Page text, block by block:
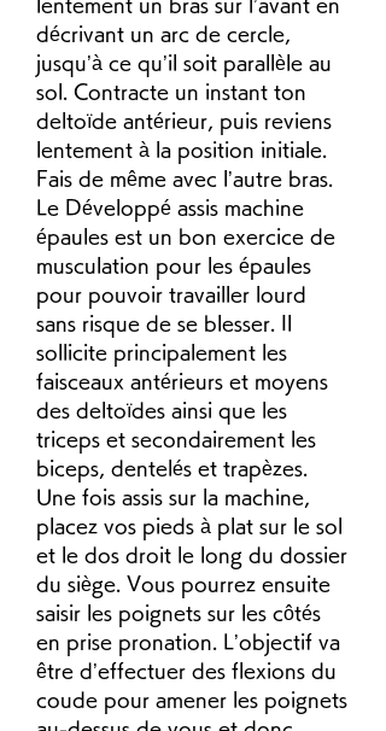
lentement un bras sur l’avant en
décrivant un arc de cercle,
jusqu’à ce qu’il soit parallèle au
sol. Contracte un instant ton
deltoïde antérieur, puis reviens
lentement à la position initiale.
Fais de même avec l’autre bras.
Le Développé assis machine
épaules est un bon exercice de
musculation pour les épaules
pour pouvoir travailler lourd
sans risque de se blesser. Il
sollicite principalement les
faisceaux antérieurs et moyens
des deltoïdes ainsi que les
triceps et secondairement les
biceps, dentelés et trapèzes.
Une fois assis sur la machine,
placez vos pieds à plat sur le sol
et le dos droit le long du dossier
du siège. Vous pourrez ensuite
saisir les poignets sur les côtés
en prise pronation. L’objectif va
être d’effectuer des flexions du
coude pour amener les poignets